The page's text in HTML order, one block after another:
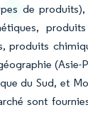
de
produits
(Asie-
du Sud, et
sont